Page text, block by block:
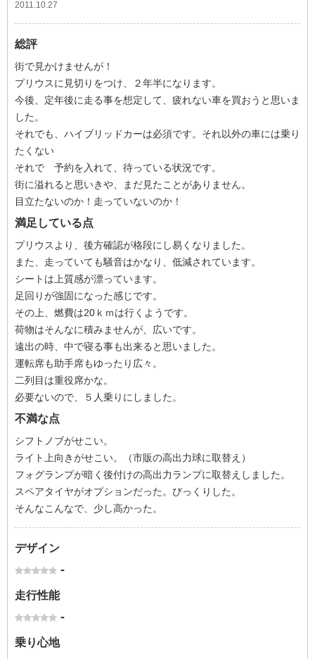
2011.10.27
総評
街で見かけませんが！
プリウスに見切りをつけ、２年半になります。
今後、定年後に走る事を想定して、疲れない車を買おうと思いま
した。
それでも、ハイブリッドカーは必須です。それ以外の車には乗り
たくない
それで 予約を入れて、待っている状況です。
街に溢れると思いきや、まだ見たことがありません。
目立たないのか！走っていないのか！
満足している点
プリウスより、後方確認が格段にし易くなりました。
また、走っていても騒音はかなり、低減されています。
シートは上質感が漂っています。
足回りが強固になった感じです。
その上、燃費は20ｋｍは行くようです。
荷物はそんなに積みませんが、広いです。
遠出の時、中で寝る事も出来ると思いました。
運転席も助手席もゆったり広々。
二列目は重役席かな。
必要ないので、５人乗りにしました。
不満な点
シフトノブがせこい。
ライト上向きがせこい。（市販の高出力球に取替え）
フォグランプが暗く後付けの高出力ランプに取替えしました。
スペアタイヤがオプションだった。びっくりした。
そんなこんなで、少し高かった。
デザイン
-
走行性能
-
乗り心地